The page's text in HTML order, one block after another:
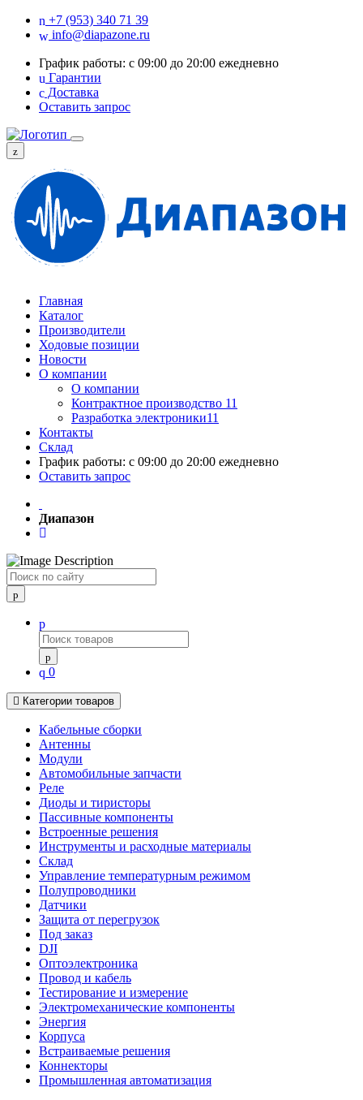
+7 (953) 340 71 39
info@diapazone.ru
График работы: с 09:00 до 20:00 ежедневно
Гарантии
Доставка
Оставить запрос
Главная
Каталог
Производители
Ходовые позиции
Новости
О компании
О компании
Контрактное производство 11
Разработка электроники11
Контакты
Склад
График работы: с 09:00 до 20:00 ежедневно
Оставить запрос
Диапазон
Поиск
0
Категории товаров
Кабельные сборки
Антенны
Модули
Автомобильные запчасти
Реле
Диоды и тиристоры
Пассивные компоненты
Встроенные решения
Инструменты и расходные материалы
Склад
Управление температурным режимом
Полупроводники
Датчики
Защита от перегрузок
Под заказ
DJI
Оптоэлектроника
Провод и кабель
Тестирование и измерение
Электромеханические компоненты
Энергия
Корпуса
Встраиваемые решения
Коннекторы
Промышленная автоматизация